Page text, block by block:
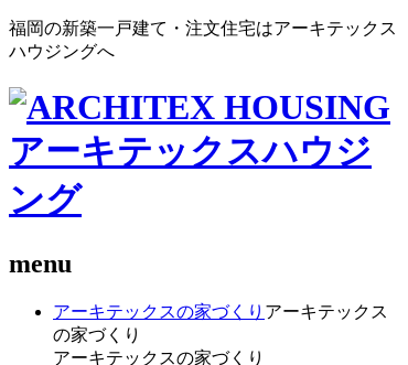
福岡の新築一戸建て・注文住宅はアーキテックス
ハウジングへ
menu
アーキテックスの家づくり アーキテックス
の家づくり
アーキテックスの家づくり